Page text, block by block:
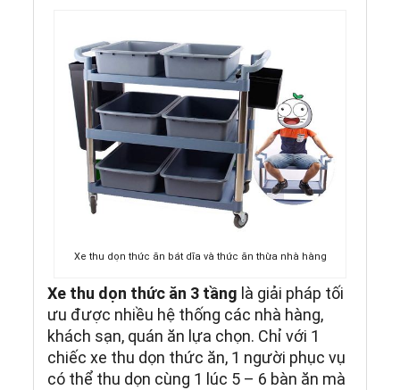
Xe thu dọn thức ăn bát dĩa và thức ăn thừa nhà hàng
Xe thu dọn thức ăn 3 tầng là giải pháp tối
ưu được nhiều hệ thống các nhà hàng,
khách sạn, quán ăn lựa chọn. Chỉ với 1
chiếc xe thu dọn thức ăn, 1 người phục vụ
có thể thu dọn cùng 1 lúc 5 – 6 bàn ăn mà